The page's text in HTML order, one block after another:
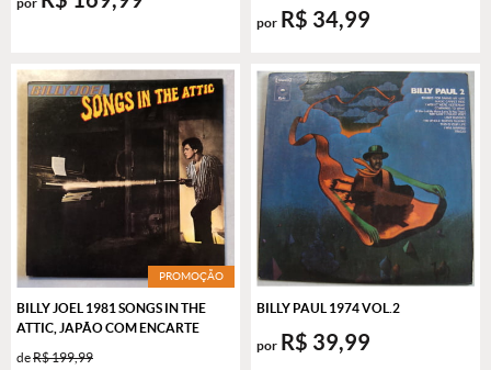
por R$ 34,99
PROMOÇÃO
BILLY JOEL 1981 SONGS IN THE
ATTIC, JAPÃO COM ENCARTE
deR$ 199,99
BILLY PAUL 1974 VOL.2
por R$ 39,99